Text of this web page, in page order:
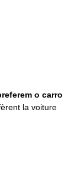
o carro
la voiture